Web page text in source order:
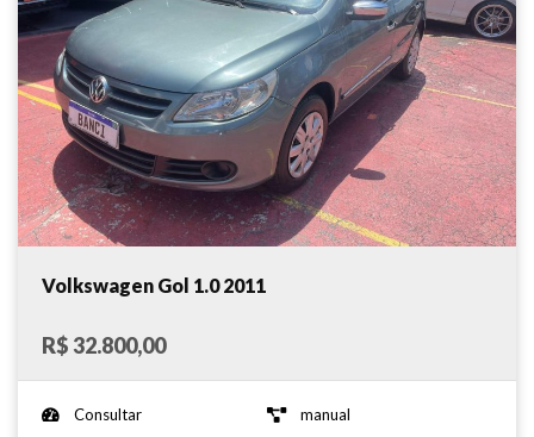
Volkswagen Gol 1.0 2011
R$ 32.800,00
Consultar
manual